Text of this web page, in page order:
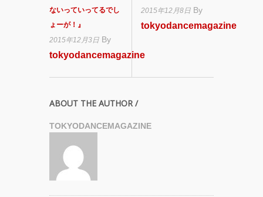
ないっていってるでし
ょーが！』
2015年12月3日 By
tokyodancemagazine
2015年12月8日 By
tokyodancemagazine
ABOUT THE AUTHOR /
TOKYODANCEMAGAZINE